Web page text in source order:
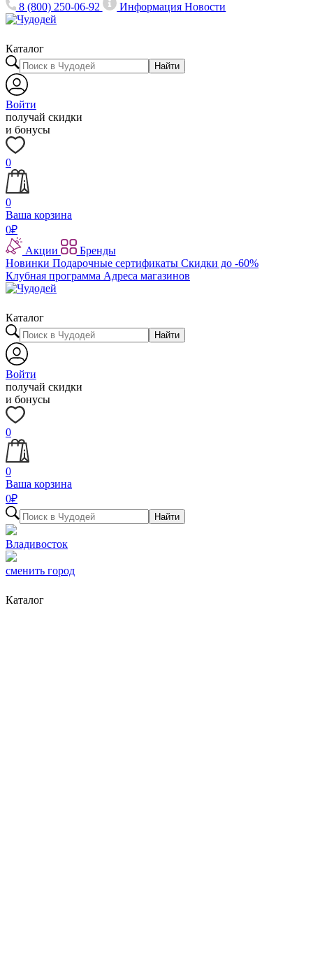
8 (800) 250-06-92
ИнформацияНовости
Каталог
Найти
Войти
получай скидки
и бонусы
0
0
Ваша корзина
0₽
Акции
Бренды
Новинки Подарочные сертификаты Скидки до -60%
Клубная программа Адреса магазинов
Каталог
Найти
Войти
получай скидки
и бонусы
0
0
Ваша корзина
0₽
Найти
Владивосток
сменить город
Каталог